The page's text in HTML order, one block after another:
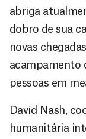
abriga
dobro de sua
novas
acampamento
pessoas em
David Nash,
humanitária